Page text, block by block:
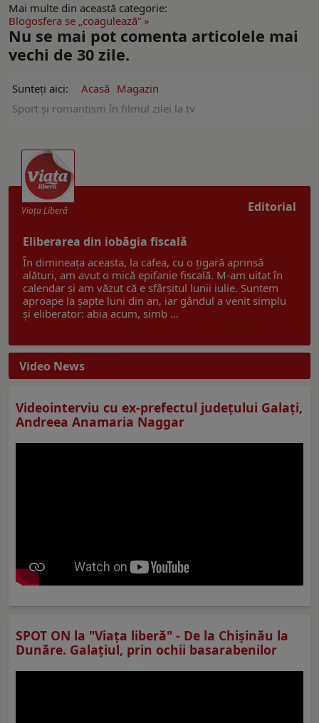
Mai multe din această categorie:
Blogosfera se „coagulează” »
Nu se mai pot comenta articolele mai
vechi de 30 zile.
Sunteți aici: Acasă Magazin
Sport și romantism în filmul zilei la tv
Editorial
Viaţa Liberă
Eliberarea din iobăgia fiscală
În dimineața aceasta, la cafea, cu o țigară aprinsă
alături, am avut o mică epifanie fiscală. M-am uitat în
calendar și am văzut că e sfârșitul lunii iulie. Suntem
aproape la șapte luni din an, iar gândul a venit simplu
și eliberator: abia acum, simb ...
Video News
Videointerviu cu ex-prefectul judeţului Galaţi,
Andreea Anamaria Naggar
SPOT ON la "Viaţa liberă" - De la Chișinău la
Dunăre. Galațiul, prin ochii basarabenilor